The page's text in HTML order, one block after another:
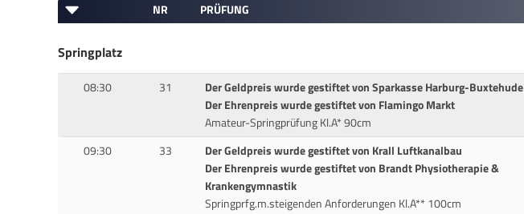
NR PRÜFUNG
Springplatz
08:30 31
Der Geldpreis wurde gestiftet von Sparkasse Harburg-Buxtehude
Der Ehrenpreis wurde gestiftet von Flamingo Markt
Amateur-Springprüfung Kl.A* 90cm
09:30 33
Der Geldpreis wurde gestiftet von Krall Luftkanalbau
Der Ehrenpreis wurde gestiftet von Brandt Physiotherapie &
Krankengymnastik
Springprfg.m.steigenden Anforderungen Kl.A** 100cm